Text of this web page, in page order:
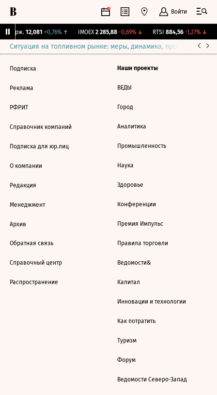
Войти
Бирж. 12,081 +0,76%↑ IMOEX 2 285,88 -0,69%↓ RTSI 884,56 -1,27%↓
Ситуация на топливном рынке: меры, динамика, прогнозы
Подписка
Реклама
РФРИТ
Справочник компаний
Подписка для юр.лиц
О компании
Редакция
Менеджмент
Архив
Обратная связь
Справочный центр
Распространение
Наши проекты
ВЕДЫ
Город
Аналитика
Промышленность
Наука
Здоровье
Конференции
Премия Импульс
Правила торговли
Ведомости&
Капитал
Инновации и технологии
Как потратить
Туризм
Форум
Ведомости Северо-Запад